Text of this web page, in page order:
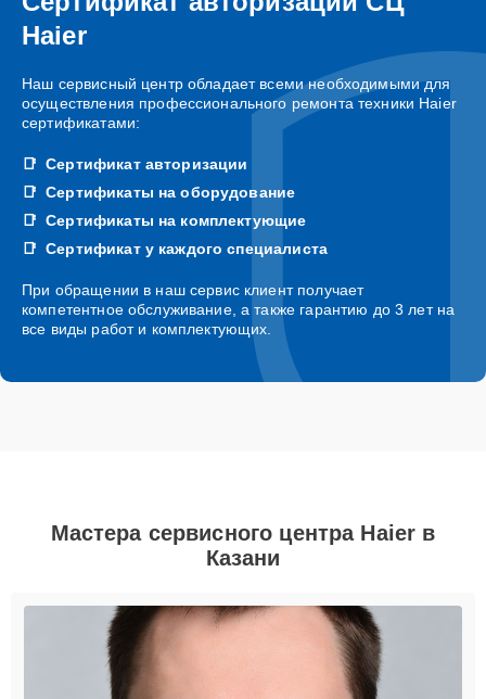
Haier
Наш сервисный центр обладает всеми необходимыми для
осуществления профессионального ремонта техники Haier
сертификатами:
Сертификат авторизации
Сертификаты на оборудование
Сертификаты на комплектующие
Сертификат у каждого специалиста
При обращении в наш сервис клиент получает
компетентное обслуживание, а также гарантию до 3 лет на
все виды работ и комплектующих.
Мастера сервисного центра Haier в
Казани